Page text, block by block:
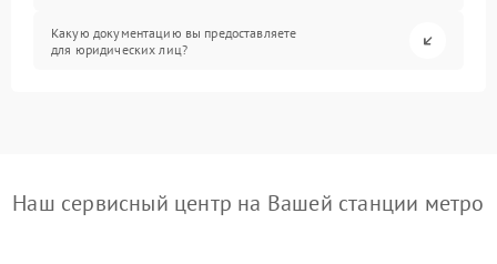
Какую документацию вы предоставляете
для юридических лиц?
Наш сервисный центр на Вашей станции метро